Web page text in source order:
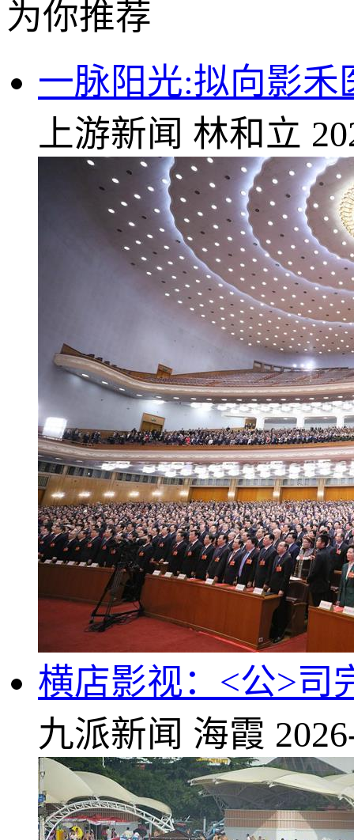
为你推荐
一脉阳光:拟向影禾
上游新闻 林和立
横店影视：<公>司
九派新闻 海霞